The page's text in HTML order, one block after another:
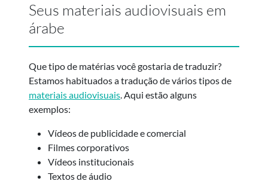
Seus materiais audiovisuais em
árabe
Que tipo de matérias você gostaria de traduzir?
Estamos habituados a tradução de vários tipos de
materiais audiovisuais. Aqui estão alguns
exemplos:
Vídeos de publicidade e comercial
Filmes corporativos
Vídeos institucionais
Textos de áudio